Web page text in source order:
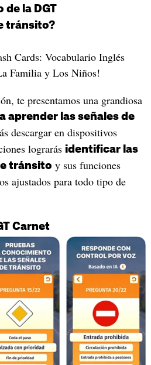
de la DGT
tránsito?
Cards: Vocabulario Inglés
Familia y Los Niños!
te presentamos una grandiosa
aprender las señales de
descargar en dispositivos
lograrás identificar las
tránsito y sus funciones
ajustados para todo tipo de
Carnet